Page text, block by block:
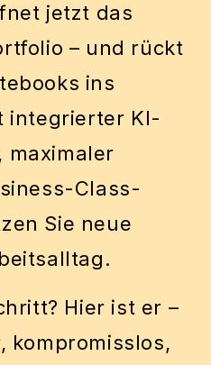
jetzt das
– und rückt
ins
integrierter KI-
maximaler
Class-
Sie neue
Hier ist er –
kompromisslos,